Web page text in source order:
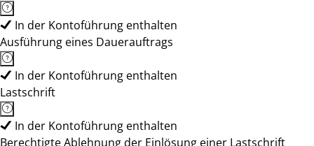
In der Kontoführung enthalten
Ausführung eines Dauerauftrags
In der Kontoführung enthalten
Lastschrift
In der Kontoführung enthalten
Berechtigte Ablehnung der Einlösung einer Lastschrift